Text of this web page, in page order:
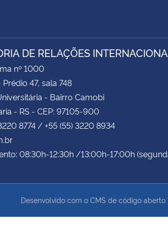
DE RELAÇÕES
nº 1000
47, sala 748
- Bairro Camobi
- RS - CEP: 97105-900
8774 / +55 (55) 3220 8934
08:30h-12:30h /13:00h-17:00h
Desenvolvido com o CMS de código aberto